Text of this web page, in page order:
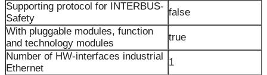
Supporting protocol for INTERBUS-
Safety
false
With pluggable modules, function
and technology modules
true
Number of HW-interfaces industrial
Ethernet
1